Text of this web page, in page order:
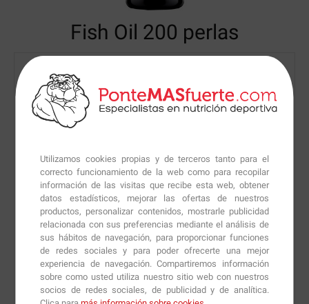
Utilizamos cookies propias y de terceros tanto para el
correcto funcionamiento de la web como para recopilar
información de las visitas que recibe esta web, obtener
datos estadísticos, mejorar las ofertas de nuestros
productos, personalizar contenidos, mostrarle publicidad
relacionada con sus preferencias mediante el análisis de
sus hábitos de navegación, para proporcionar funciones
de redes sociales y para poder ofrecerte una mejor
experiencia de navegación. Compartiremos información
sobre como usted utiliza nuestro sitio web con nuestros
socios de redes sociales, de publicidad y de analítica.
Fish Oil 200 perlas